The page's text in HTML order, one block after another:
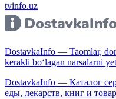
tvinfo.uz
DostavkaInfo — Taomlar,
kerakli bo‘lagan narsalarni
DostavkaInfo — Каталог
еды, лекарств, книг и